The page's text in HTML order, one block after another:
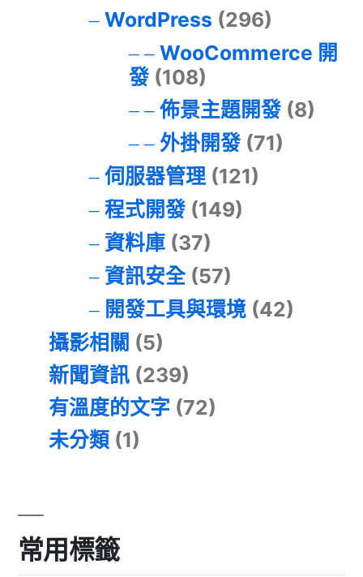
WordPress (296)
WooCommerce 開
發(108)
佈景主題開發(8)
外掛開發(71)
伺服器管理(121)
程式開發(149)
資料庫(37)
資訊安全(57)
開發工具與環境(42)
攝影相關 (5)
新聞資訊 (239)
有溫度的文字 (72)
未分類 (1)
常用標籤